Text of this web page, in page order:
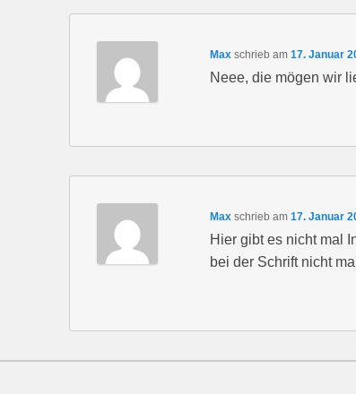
Max schrieb am 17. Januar
Neee, die mögen wir
Max schrieb am 17. Januar
Hier gibt es nicht mal
bei der Schrift nicht